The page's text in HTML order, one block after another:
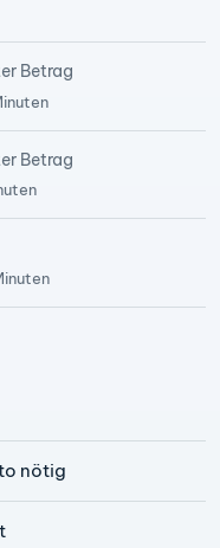
Betrag
Betrag
nötig